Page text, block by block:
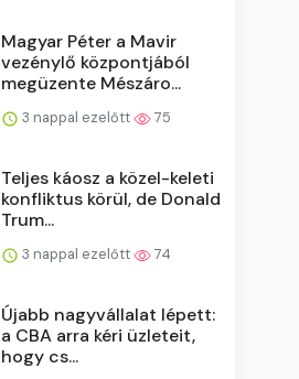
Magyar Péter a Mavir
vezénylő központjából
megüzente Mészáro...
3 nappal ezelőtt 75
Teljes káosz a közel-keleti
konfliktus körül, de Donald
Trum...
3 nappal ezelőtt 74
Újabb nagyvállalat lépett:
a CBA arra kéri üzleteit,
hogy cs...